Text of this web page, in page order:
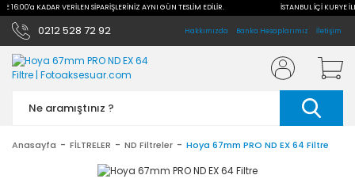
16:00'a KADAR VERİLEN SİPARİŞLERİNİZ AYNI GÜN TESLİM EDİLİR. İSTANBUL İÇİ KURYE
0212 528 72 92 Hakkımızda Banka Hesaplarımız İletişim
Anasayfa FİLTRELER ND Filtreler Hoya 67mm PRO ND EX 64 Filtre